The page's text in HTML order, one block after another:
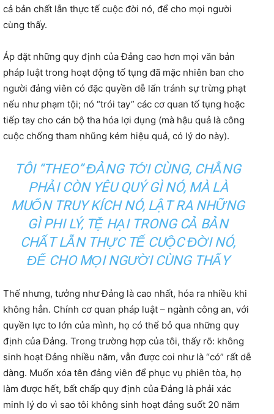
cả bản chất lẫn thực tế cuộc đời nó, để cho mọi người
cùng thấy.
Áp đặt những quy định của Đảng cao hơn mọi văn bản
pháp luật trong hoạt động tố tụng đã mặc nhiên ban cho
người đảng viên có đặc quyền dễ lẩn tránh sự trừng phạt
nếu như phạm tội; nó “trói tay” các cơ quan tố tụng hoặc
tiếp tay cho cán bộ tha hóa lợi dụng (mà hậu quả là công
cuộc chống tham nhũng kém hiệu quả, có lý do này).
TÔI “THEO” ĐẢNG TỚI CÙNG, CHẲNG
PHẢI CÒN YÊU QUÝ GÌ NÓ, MÀ LÀ
MUỐN TRUY KÍCH NÓ, LẬT RA NHỮNG
GÌ PHI LÝ, TỆ HẠI TRONG CẢ BẢN
CHẤT LẪN THỰC TẾ CUỘC ĐỜI NÓ,
ĐỂ CHO MỌI NGƯỜI CÙNG THẤY
Thế nhưng, tưởng như Đảng là cao nhất, hóa ra nhiều khi
không hẳn. Chính cơ quan pháp luật – ngành công an, với
quyền lực to lớn của mình, họ có thể bỏ qua những quy
định của Đảng. Trong trường hợp của tôi, thấy rõ: không
sinh hoạt Đảng nhiều năm, vẫn được coi như là “có” rất dễ
dàng. Muốn xóa tên đảng viên để phục vụ phiên tòa, họ
làm được hết, bất chấp quy định của Đảng là phải xác
minh lý do vì sao tôi không sinh hoạt đảng suốt 20 năm